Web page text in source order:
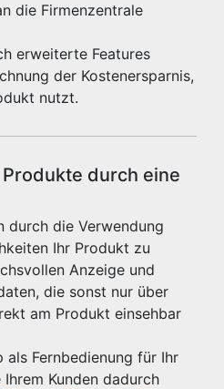
die Firmenzentrale
erweiterte Features
der Kostenersparnis,
nutzt.
durch eine
durch die Verwendung
Ihr Produkt zu
Anzeige und
die sonst nur über
am Produkt einsehbar
als Fernbedienung für Ihr
Kunden dadurch